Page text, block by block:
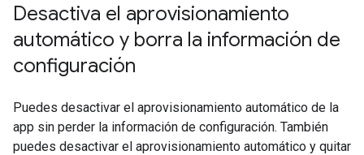
Desactiva el aprovisionamiento
automático y borra la información de
configuración
Puedes desactivar el aprovisionamiento automático de la
app sin perder la información de configuración. También
puedes desactivar el aprovisionamiento automático y quitar